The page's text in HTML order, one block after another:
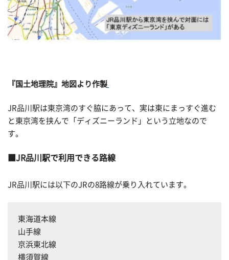
『国土地理院』地図より作製
JR品川駅は東京湾のすぐ脇にあって、実は東にまっすぐ進む
と東京湾を挟んで「ディズニーランド」という立地なので
す。
JR品川駅で利用できる路線
JR品川駅には以下のJRの8路線が乗り入れています。
東海道本線
山手線
京浜東北線
横須賀線